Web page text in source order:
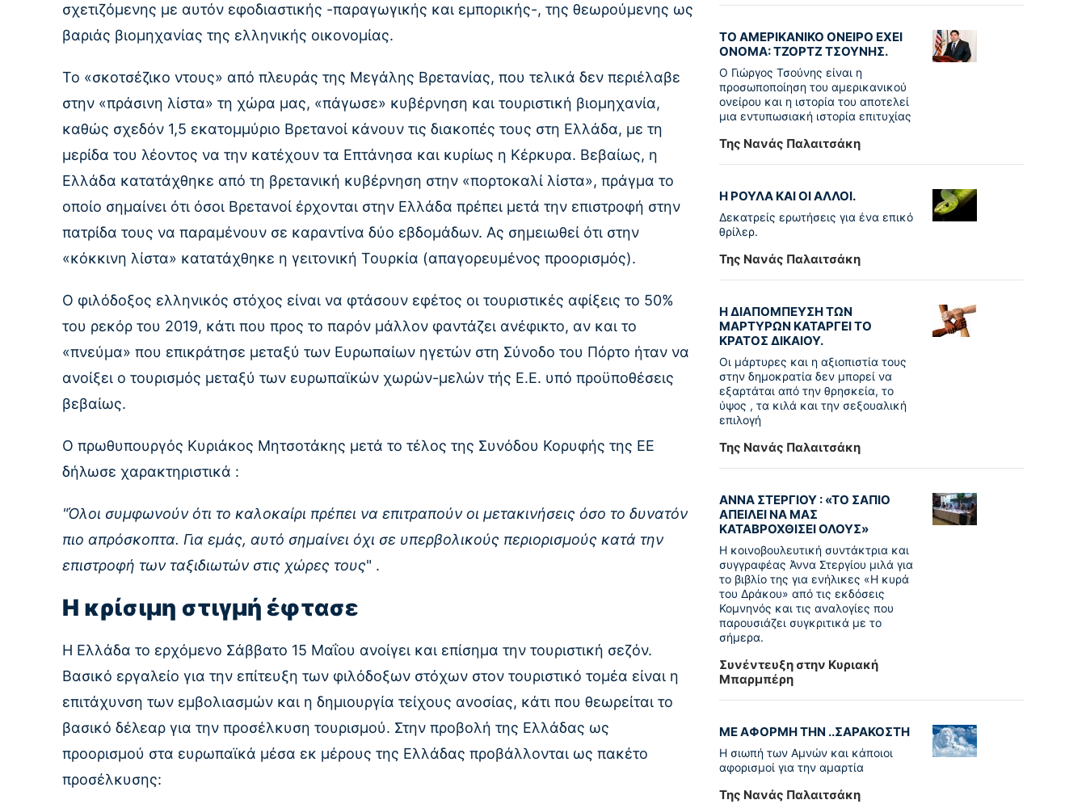
σχετιζόμενης με αυτόν εφοδιαστικής -παραγωγικής και εμπορικής-, της θεωρούμενης ως
βαριάς βιομηχανίας της ελληνικής οικονομίας.
Το «σκοτσέζικο ντους» από πλευράς της Μεγάλης Βρετανίας, που τελικά δεν περιέλαβε
στην «πράσινη λίστα» τη χώρα μας, «πάγωσε» κυβέρνηση και τουριστική βιομηχανία,
καθώς σχεδόν 1,5 εκατομμύριο Βρετανοί κάνουν τις διακοπές τους στη Ελλάδα, με τη
μερίδα του λέοντος να την κατέχουν τα Επτάνησα και κυρίως η Κέρκυρα. Βεβαίως, η
Ελλάδα κατατάχθηκε από τη βρετανική κυβέρνηση στην «πορτοκαλί λίστα», πράγμα το
οποίο σημαίνει ότι όσοι Βρετανοί έρχονται στην Ελλάδα πρέπει μετά την επιστροφή στην
πατρίδα τους να παραμένουν σε καραντίνα δύο εβδομάδων. Ας σημειωθεί ότι στην
«κόκκινη λίστα» κατατάχθηκε η γειτονική Τουρκία (απαγορευμένος προορισμός).
Ο φιλόδοξος ελληνικός στόχος είναι να φτάσουν εφέτος οι τουριστικές αφίξεις το 50%
του ρεκόρ του 2019, κάτι που προς το παρόν μάλλον φαντάζει ανέφικτο, αν και το
«πνεύμα» που επικράτησε μεταξύ των Ευρωπαίων ηγετών στη Σύνοδο του Πόρτο ήταν να
ανοίξει ο τουρισμός μεταξύ των ευρωπαϊκών χωρών-μελών τής Ε.Ε. υπό προϋποθέσεις
βεβαίως.
Ο πρωθυπουργός Κυριάκος Μητσοτάκης μετά το τέλος της Συνόδου Κορυφής της ΕΕ
δήλωσε χαρακτηριστικά :
"Όλοι συμφωνούν ότι το καλοκαίρι πρέπει να επιτραπούν οι μετακινήσεις όσο το δυνατόν
πιο απρόσκοπτα. Για εμάς, αυτό σημαίνει όχι σε υπερβολικούς περιορισμούς κατά την
επιστροφή των ταξιδιωτών στις χώρες τους" .
Η κρίσιμη στιγμή έφτασε
Η Ελλάδα το ερχόμενο Σάββατο 15 Μαΐου ανοίγει και επίσημα την τουριστική σεζόν.
Βασικό εργαλείο για την επίτευξη των φιλόδοξων στόχων στον τουριστικό τομέα είναι η
επιτάχυνση των εμβολιασμών και η δημιουργία τείχους ανοσίας, κάτι που θεωρείται το
βασικό δέλεαρ για την προσέλκυση τουρισμού. Στην προβολή της Ελλάδας ως
προορισμού στα ευρωπαϊκά μέσα εκ μέρους της Ελλάδας προβάλλονται ως πακέτο
προσέλκυσης:
ΤΟ ΑΜΕΡΙΚΑΝΙΚΟ ΟΝΕΙΡΟ ΕΧΕΙ
ΟΝΟΜΑ: ΤΖΟΡΤΖ ΤΣΟΥΝΗΣ.
Ο Γιώργος Τσούνης είναι η
προσωποποίηση του αμερικανικού
ονείρου και η ιστορία του αποτελεί
μια εντυπωσιακή ιστορία επιτυχίας
Της Νανάς Παλαιτσάκη
Η ΡΟΥΛΑ ΚΑΙ ΟΙ ΑΛΛΟΙ.
Δεκατρείς ερωτήσεις για ένα επικό
θρίλερ.
Της Νανάς Παλαιτσάκη
Η ΔΙΑΠΟΜΠΕΥΣΗ ΤΩΝ
ΜΑΡΤΥΡΩΝ ΚΑΤΑΡΓΕΙ ΤΟ
ΚΡΑΤΟΣ ΔΙΚΑΙΟΥ.
Οι μάρτυρες και η αξιοπιστία τους
στην δημοκρατία δεν μπορεί να
εξαρτάται από την θρησκεία, το
ύψος , τα κιλά και την σεξουαλική
επιλογή
Της Νανάς Παλαιτσάκη
ΑΝΝΑ ΣΤΕΡΓΙΟΥ : «ΤΟ ΣΑΠΙΟ
ΑΠΕΙΛΕΙ ΝΑ ΜΑΣ
ΚΑΤΑΒΡΟΧΘΙΣΕΙ ΟΛΟΥΣ»
Η κοινοβουλευτική συντάκτρια και
συγγραφέας Άννα Στεργίου μιλά για
το βιβλίο της για ενήλικες «Η κυρά
του Δράκου» από τις εκδόσεις
Κομνηνός και τις αναλογίες που
παρουσιάζει συγκριτικά με το
σήμερα.
Συνέντευξη στην Κυριακή
Μπαρμπέρη
ΜΕ ΑΦΟΡΜΗ ΤΗΝ ..ΣΑΡΑΚΟΣΤΗ
Η σιωπή των Αμνών και κάποιοι
αφορισμοί για την αμαρτία
Της Νανάς Παλαιτσάκη